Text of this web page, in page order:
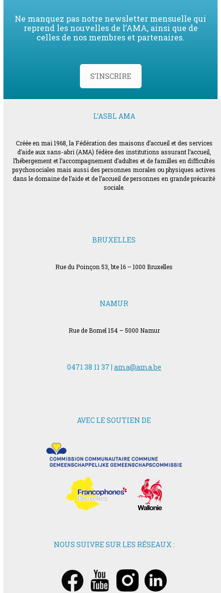
Ne manquez pas notre newsletter mensuelle qui
reprend les nouvelles de l’AMA, ainsi que de
celles de nos membres et partenaires.
S'INSCRIRE
L’ASBL AMA
Créée en mai 1968, la Fédération des maisons d’accueil et des services
d’aide aux sans-abri (AMA) fédère des institutions assurant l’accueil,
l’hébergement et l’accompagnement d’adultes et de familles en difficultés
psychosociales mais aussi des personnes morales ou physiques actives
dans le domaine de l’aide et de l’accueil de personnes en grande précarité
sociale.
BRUXELLES
Rue du Poinçon 53, bte 16 – 1000 Bruxelles
NAMUR
Rue de Bomel 154 – 5000 Namur
0471 38 11 37 | ama@ama.be
AVEC LE SOUTIEN DE
NOUS SUIVRE SUR LES RÉSEAUX :